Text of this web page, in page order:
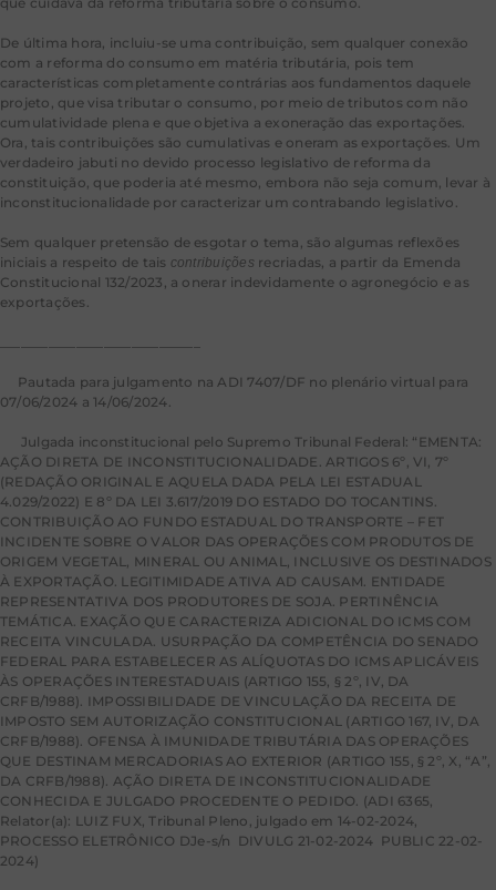
De última hora, incluiu-se uma contribuição, sem qualquer conexão
com a reforma do consumo em matéria tributária, pois tem
características completamente contrárias aos fundamentos daquele
projeto, que visa tributar o consumo, por meio de tributos com não
cumulatividade plena e que objetiva a exoneração das exportações.
Ora, tais contribuições são cumulativas e oneram as exportações. Um
verdadeiro jabuti no devido processo legislativo de reforma da
constituição, que poderia até mesmo, embora não seja comum, levar à
inconstitucionalidade por caracterizar um contrabando legislativo.
Sem qualquer pretensão de esgotar o tema, são algumas reflexões
iniciais a respeito de tais contribuições recriadas, a partir da Emenda
Constitucional 132/2023, a onerar indevidamente o agronegócio e as
exportações.
Pautada para julgamento na ADI 7407/DF no plenário virtual para
07/06/2024 a 14/06/2024.
Julgada inconstitucional pelo Supremo Tribunal Federal: “EMENTA:
AÇÃO DIRETA DE INCONSTITUCIONALIDADE. ARTIGOS 6º, VI, 7º
(REDAÇÃO ORIGINAL E AQUELA DADA PELA LEI ESTADUAL
4.029/2022) E 8º DA LEI 3.617/2019 DO ESTADO DO TOCANTINS.
CONTRIBUIÇÃO AO FUNDO ESTADUAL DO TRANSPORTE – FET
INCIDENTE SOBRE O VALOR DAS OPERAÇÕES COM PRODUTOS DE
ORIGEM VEGETAL, MINERAL OU ANIMAL, INCLUSIVE OS DESTINADOS
À EXPORTAÇÃO. LEGITIMIDADE ATIVA AD CAUSAM. ENTIDADE
REPRESENTATIVA DOS PRODUTORES DE SOJA. PERTINÊNCIA
TEMÁTICA. EXAÇÃO QUE CARACTERIZA ADICIONAL DO ICMS COM
RECEITA VINCULADA. USURPAÇÃO DA COMPETÊNCIA DO SENADO
FEDERAL PARA ESTABELECER AS ALÍQUOTAS DO ICMS APLICÁVEIS
ÀS OPERAÇÕES INTERESTADUAIS (ARTIGO 155, § 2º, IV, DA
CRFB/1988). IMPOSSIBILIDADE DE VINCULAÇÃO DA RECEITA DE
IMPOSTO SEM AUTORIZAÇÃO CONSTITUCIONAL (ARTIGO 167, IV, DA
CRFB/1988). OFENSA À IMUNIDADE TRIBUTÁRIA DAS OPERAÇÕES
QUE DESTINAM MERCADORIAS AO EXTERIOR (ARTIGO 155, § 2º, X, “A”,
DA CRFB/1988). AÇÃO DIRETA DE INCONSTITUCIONALIDADE
CONHECIDA E JULGADO PROCEDENTE O PEDIDO. (ADI 6365,
Relator(a): LUIZ FUX, Tribunal Pleno, julgado em 14-02-2024,
PROCESSO ELETRÔNICO DJe-s/n DIVULG 21-02-2024 PUBLIC 22-02-
2024)